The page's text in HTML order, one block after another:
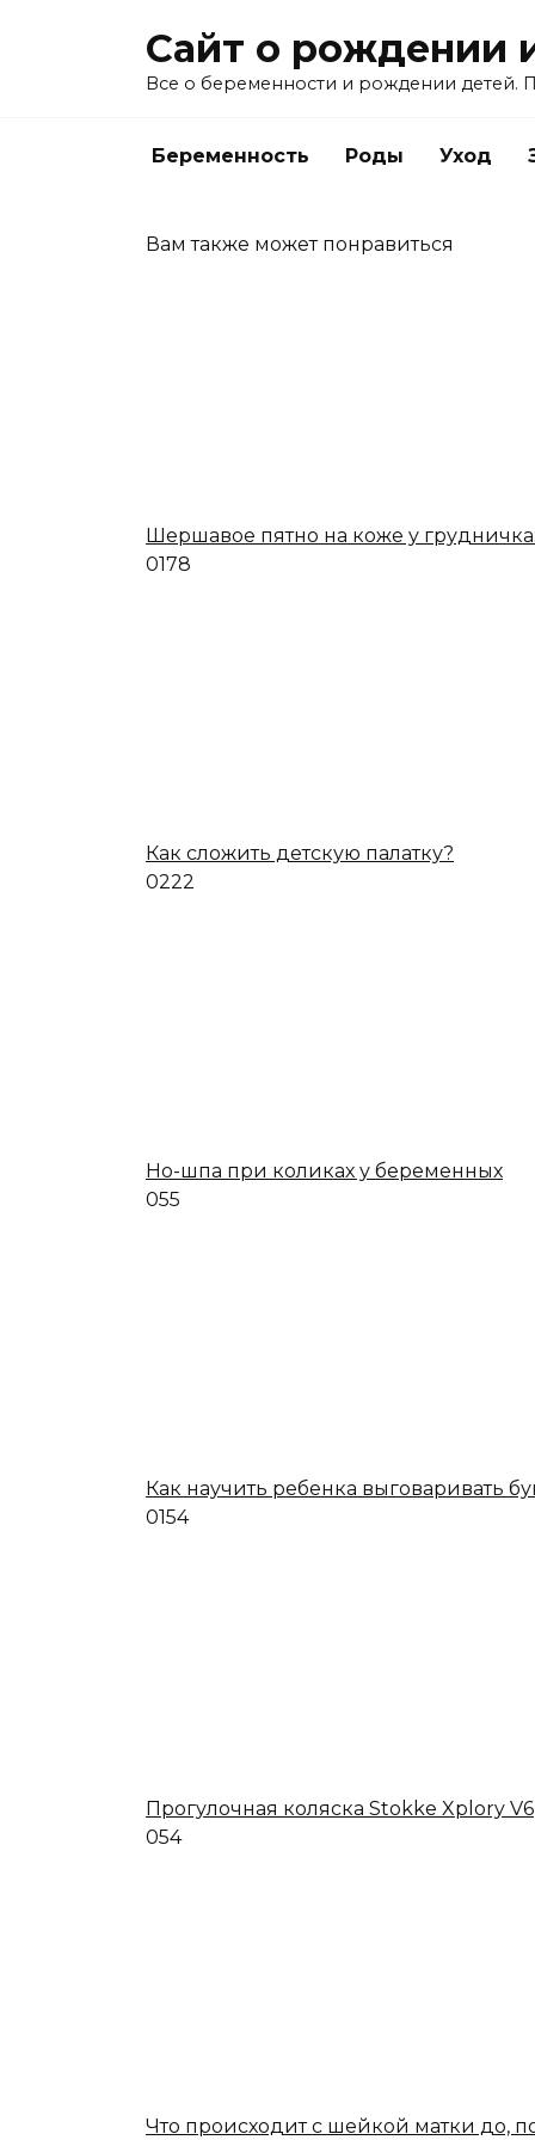
Сайт о рождении
Все о беременности и рождении детей.
Беременность Роды Уход
Вам также может понравиться
Шершавое пятно на коже у
0178
Как сложить детскую палатку?
0222
Но-шпа при коликах у беременных
055
Как научить ребенка выговаривать
0154
Прогулочная коляска Stokke Xplory V6
054
Что происходит с шейкой матки до,